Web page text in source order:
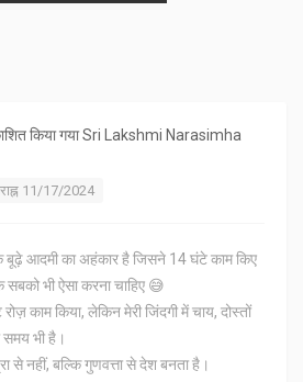
किया गयाSri Lakshmi Narasimha
11/17/2024
बूढ़े आदमी का अहंकार है जिसने 14 घंटे काम किए
सबको भी ऐसा करना चाहिए 😅
काम किया, लेकिन मेरी जिंदगी में चाय, दोस्तों
भी है।
से नहीं, बल्कि गुणवत्ता से देश बनता है।